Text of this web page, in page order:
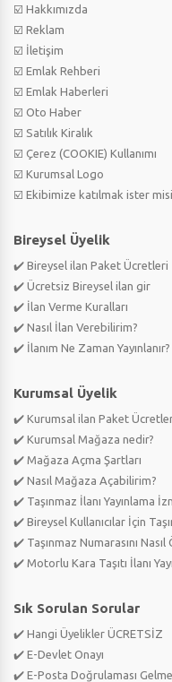
☑️ Hakkımızda
☑️ Reklam
☑️ İletişim
☑️ Emlak Rehberi
☑️ Emlak Haberleri
☑️ Oto Haber
☑️ Satılık Kiralık
☑️ Çerez (COOKIE) Kullanımı
☑️ Kurumsal Logo
☑️ Ekibimize katılmak ister
Bireysel Üyelik
✔️ Bireysel ilan Paket Ücretleri
✔️ Ücretsiz Bireysel ilan gir
✔️ İlan Verme Kuralları
✔️ Nasıl İlan Verebilirim?
✔️ İlanım Ne Zaman Yayınlanır?
Kurumsal Üyelik
✔️ Kurumsal ilan Paket
✔️ Kurumsal Mağaza nedir?
✔️ Mağaza Açma Şartları
✔️ Nasıl Mağaza Açabilirim?
✔️ Taşınmaz İlanı Yayınlama
✔️ Bireysel Kullanıcılar İçin
✔️ Taşınmaz Numarasını
✔️ Motorlu Kara Taşıtı İlanı
Sık Sorulan Sorular
✔️ Hangi Üyelikler ÜCRETSİZ
✔️ E-Devlet Onayı
✔️ E-Posta Doğrulaması